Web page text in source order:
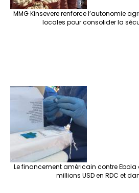
MMG Kinsevere renforce l’autonomie
locales pour consolider la
Le financement américain contre
millions USD en RDC et